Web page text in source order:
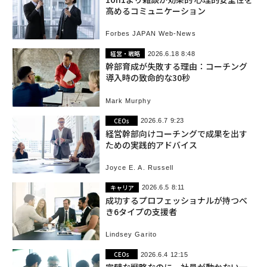
高めるコミュニケーション
Forbes JAPAN Web-News
経営・戦略 2026.6.18 8:48
幹部育成が失敗する理由：コーチング
導入時の致命的な30秒
Mark Murphy
CEOs 2026.6.7 9:23
経営幹部向けコーチングで成果を出す
ための実践的アドバイス
Joyce E. A. Russell
キャリア 2026.6.5 8:11
成功するプロフェッショナルが持つべ
き6タイプの支援者
Lindsey Garito
CEOs 2026.6.4 12:15